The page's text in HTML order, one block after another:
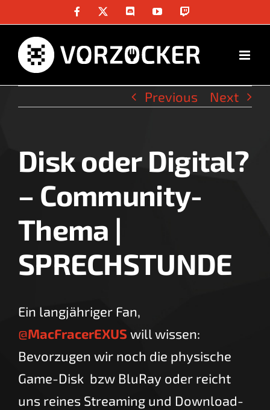
content
Facebook DiscordYouTube
Previous Next
View
Larger
Image
Disk oder Digital?
– Community-
Thema |
SPRECHSTUNDE
Ein langjähriger Fan,
@MacFracerEXUS will wissen:
Bevorzugen wir noch die physische
Game-Disk bzw BluRay oder reicht
uns reines Streaming und Download-